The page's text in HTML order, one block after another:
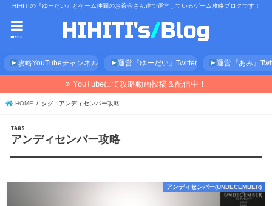
HIHITIの『ゆーだい』とゲーム仲間のお茶会さん達で運営しているゲーム攻略ブログです！
menu
攻略YouTubeチャンネル 運営『ゆーだい』Twitter 運営『あみ』
YouTubeにて攻略動画投稿＆配信中！
HOME タグ : アンディセンバー攻略
アンディセンバー攻略
アンディセンバー(UNDECEMBER)